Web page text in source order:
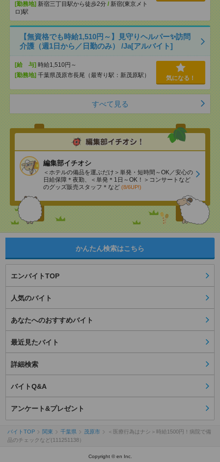
[勤務地] 新宿三丁目駅から徒歩2分 / 新宿(東京メト
ロ)駅
【無資格でも時給1,510円～】見守りヘルパー✨訪問
介護（週1日から／日勤のみ） /Ja[アルバイト]
[給 与] 時給1,510円～
[勤務地] 千葉県茂原市長尾（最寄り駅：新茂原駅） 気になる！
すべて見る
編集部イチオシ
＜ホテルの備品を運ぶだけ＞単発・短時間～OK／安心の
日給保障＊夜勤、＜単発＊1日～OK！＞コンサートなど
のグッズ販売スタッフ＊など (8/6UP!)
かんたん検索はこちら
エンバイトTOP
人気のバイト
あなたへのおすすめバイト
最近見たバイト
詳細検索
バイトQ&A
アンケート&プレゼント
バイトTOP 関東 千葉県 茂原市
＜医療行為はナシ＞時給1500円！病院で備
品のチェックなど(111251138）
Copyright © en Inc.